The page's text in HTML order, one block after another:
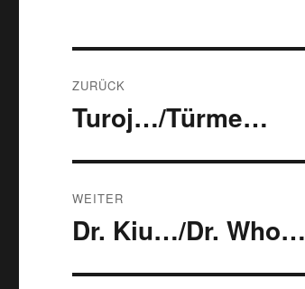
ZURÜCK
Vorheriger
Turoj…/Türme…
WEITER
Nächster
Dr. Kiu…/Dr. Who…